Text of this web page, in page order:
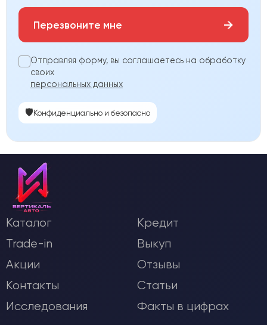
Перезвоните мне →
Отправляя форму, вы соглашаетесь на обработку
своих
персональных данных
🛡️Конфиденциально и безопасно
Каталог
Кредит
Trade-in
Выкуп
Акции
Отзывы
Контакты
Статьи
Исследования
Факты в цифрах